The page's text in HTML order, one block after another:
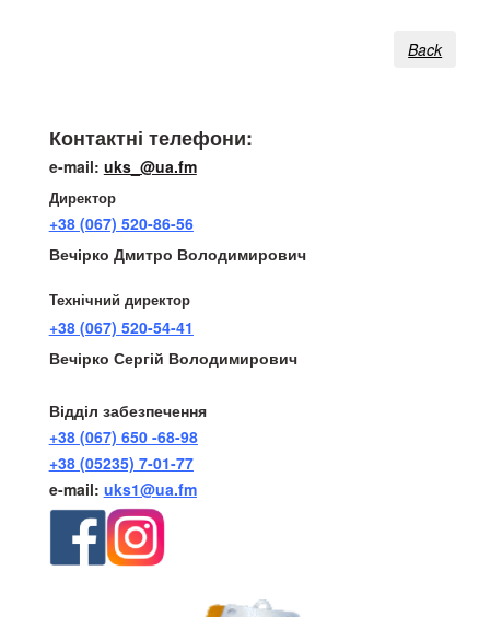
Контактні телефони:
e-mail: uks_@ua.fm
Директор
+38 (067) 520-86-56
Вечірко Дмитро Володимирович
Технічний директор
+38 (067) 520-54-41
Вечірко Сергій Володимирович
Відділ забезпечення
+38 (067) 650 -68-98
+38 (05235) 7-01-77
e-mail: uks1@ua.fm